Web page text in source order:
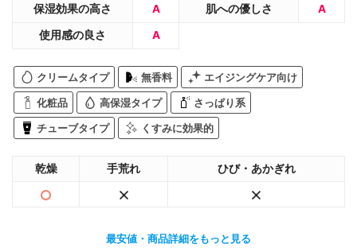
保湿効果の高さ A 肌への優しさ A
使用感の良さ A
クリームタイプ 無香料 エイジングケア向け
化粧品 高保湿タイプ さっぱり系
チューブタイプ くすみに効果的
乾燥 手荒れ ひび・あかぎれ
最安値・商品詳細をもっと見る